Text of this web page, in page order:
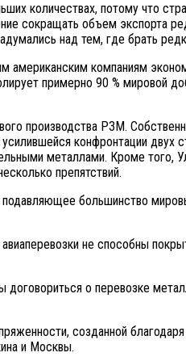
количествах, потому что
сокращать объем экспорта
над тем, где брать
компаниям
примерно 90 % мировой
производства РЗМ.
конфронтации
металлами. Кроме того,
препятствий.
большинство
не способны
о перевозке
созданной
и Москвы.